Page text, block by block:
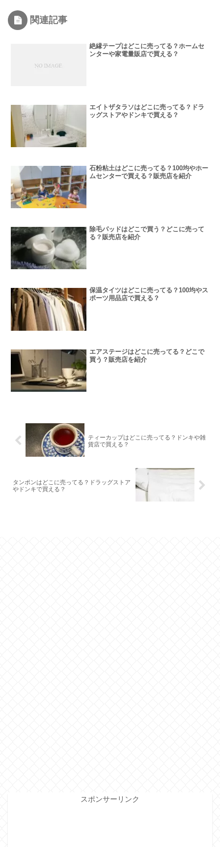
関連記事
絶縁テープはどこに売ってる？ホームセ
ンターや家電量販店で買える？
エイトザタラソはどこに売ってる？ドラ
ッグストアやドンキで買える？
石粉粘土はどこに売ってる？100均やホー
ムセンターで買える？販売店を紹介
除毛パッドはどこで買う？どこに売って
る？販売店を紹介
保温タイツはどこに売ってる？100均やス
ポーツ用品店で買える？
エアステージはどこに売ってる？どこで
買う？販売店を紹介
ティーカップはどこに売ってる？ドンキや雑
貨店で買える？
タンポンはどこに売ってる？ドラッグストア
やドンキで買える？
スポンサーリンク